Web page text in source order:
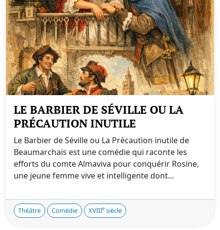
LE BARBIER DE SÉVILLE OU LA
PRÉCAUTION INUTILE
Le Barbier de Séville ou La Précaution inutile de
Beaumarchais est une comédie qui raconte les
efforts du comte Almaviva pour conquérir Rosine,
une jeune femme vive et intelligente dont...
Théâtre Comédie XVIIIe siècle